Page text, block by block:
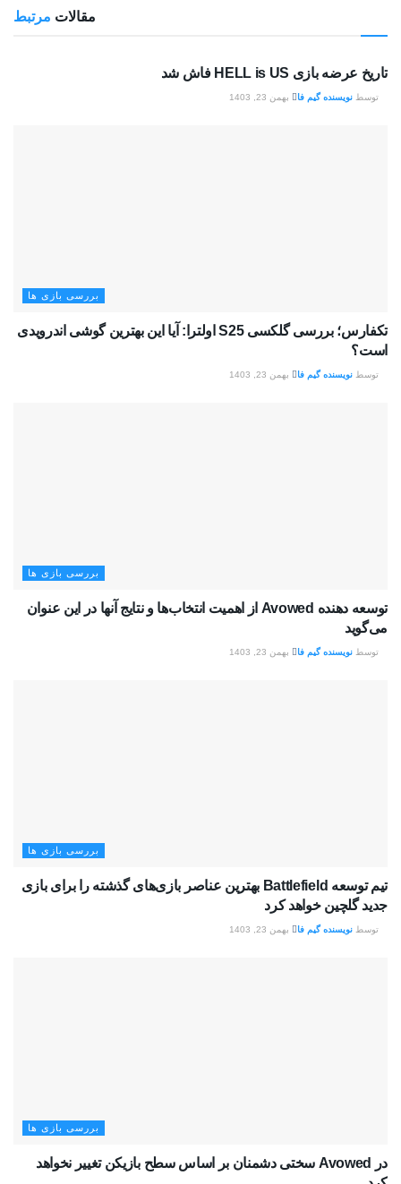
مقالات مرتبط
تاریخ عرضه بازی HELL is US فاش شد
توسط نویسنده گیم فا بهمن 23, 1403
بررسی بازی ها
تکفارس؛ بررسی گلکسی S25 اولترا: آیا این بهترین گوشی اندرویدی
است؟
توسط نویسنده گیم فا بهمن 23, 1403
بررسی بازی ها
توسعه دهنده Avowed از اهمیت انتخاب‌ها و نتایج آنها در این عنوان
می‌گوید
توسط نویسنده گیم فا بهمن 23, 1403
بررسی بازی ها
تیم توسعه Battlefield بهترین عناصر بازی‌های گذشته را برای بازی
جدید گلچین خواهد کرد
توسط نویسنده گیم فا بهمن 23, 1403
بررسی بازی ها
در Avowed سختی دشمنان بر اساس سطح بازیکن تغییر نخواهد